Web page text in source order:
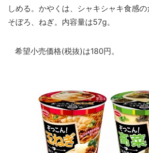
しめる。かやくは、シャキシャキ食感
そぼろ、ねぎ。内容量は57g。
希望小売価格(税抜)は180円。